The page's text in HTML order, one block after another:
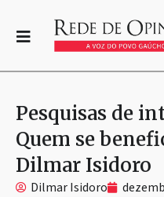
Pesquisas de
Quem se
Dilmar Isidoro
Dilmar Isidoro